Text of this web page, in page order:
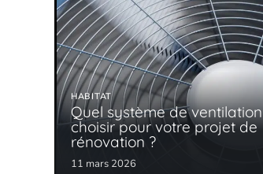
HABITAT
Quel système de ventilation
choisir pour votre projet de
rénovation ?
11 mars 2026